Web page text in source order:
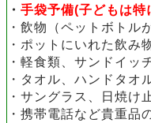
・ 手袋予備(子どもは特
・ 飲物（ペットボトル
・ポットにいれた飲み
・ 軽食類、サンドイッ
・ タオル、ハンドタオ
・サングラス、
日焼け
・ 携帯電話など貴重品